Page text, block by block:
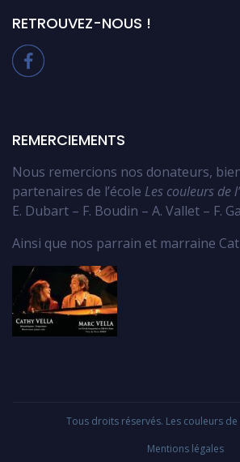
RETROUVEZ-NOUS !
REMERCIEMENTS
Nous remercions nos donateurs,
partenaires de l’école Les couleurs de
E. Dubart – F. Boudin – A. Vallet – F.
Ainsi que nos parrain et marraine
Tous droits réservés. Les couleurs
Mentions légales